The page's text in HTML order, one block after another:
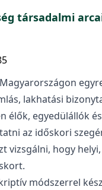
társadalmi
lakhatási
élők, egyedülállók
az időskori
vizsgálni, hogy
módszerrel